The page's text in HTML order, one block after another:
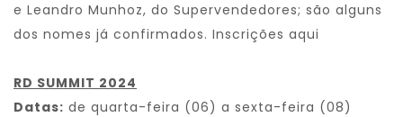
e Leandro Munhoz, do Supervendedores; são alguns
dos nomes já confirmados. Inscrições aqui
RD SUMMIT 2024
Datas: de quarta-feira (06) a sexta-feira (08)